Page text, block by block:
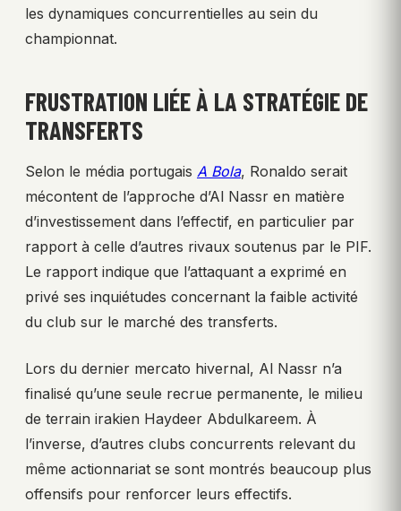
les dynamiques concurrentielles au sein du
championnat.
FRUSTRATION LIÉE À LA STRATÉGIE DE
TRANSFERTS
Selon le média portugais A Bola, Ronaldo serait
mécontent de l’approche d’Al Nassr en matière
d’investissement dans l’effectif, en particulier par
rapport à celle d’autres rivaux soutenus par le PIF.
Le rapport indique que l’attaquant a exprimé en
privé ses inquiétudes concernant la faible activité
du club sur le marché des transferts.
Lors du dernier mercato hivernal, Al Nassr n’a
finalisé qu’une seule recrue permanente, le milieu
de terrain irakien Haydeer Abdulkareem. À
l’inverse, d’autres clubs concurrents relevant du
même actionnariat se sont montrés beaucoup plus
offensifs pour renforcer leurs effectifs.